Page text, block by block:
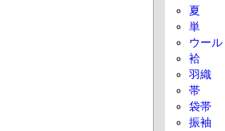
夏
単
ウール
袷
羽織
帯
袋帯
振袖